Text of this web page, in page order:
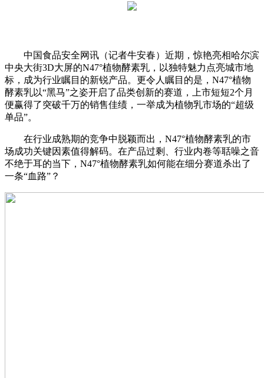
中国食品安全网讯（记者牛安春）近期，惊艳亮相哈尔滨
中央大街3D大屏的N47°植物酵素乳，以独特魅力点亮城市地
标，成为行业瞩目的新锐产品。更令人瞩目的是，N47°植物
酵素乳以“黑马”之姿开启了品类创新的赛道，上市短短2个月
便赢得了突破千万的销售佳绩，一举成为植物乳市场的“超级
单品”。
在行业成熟期的竞争中脱颖而出，N47°植物酵素乳的市
场成功关键因素值得解码。在产品过剩、行业内卷等聒噪之音
不绝于耳的当下，N47°植物酵素乳如何能在细分赛道杀出了
一条“血路”？